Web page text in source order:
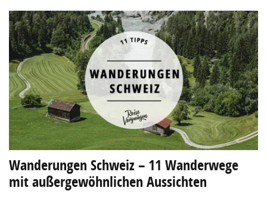
Wanderungen Schweiz – 11 Wanderwege
mit außergewöhnlichen Aussichten